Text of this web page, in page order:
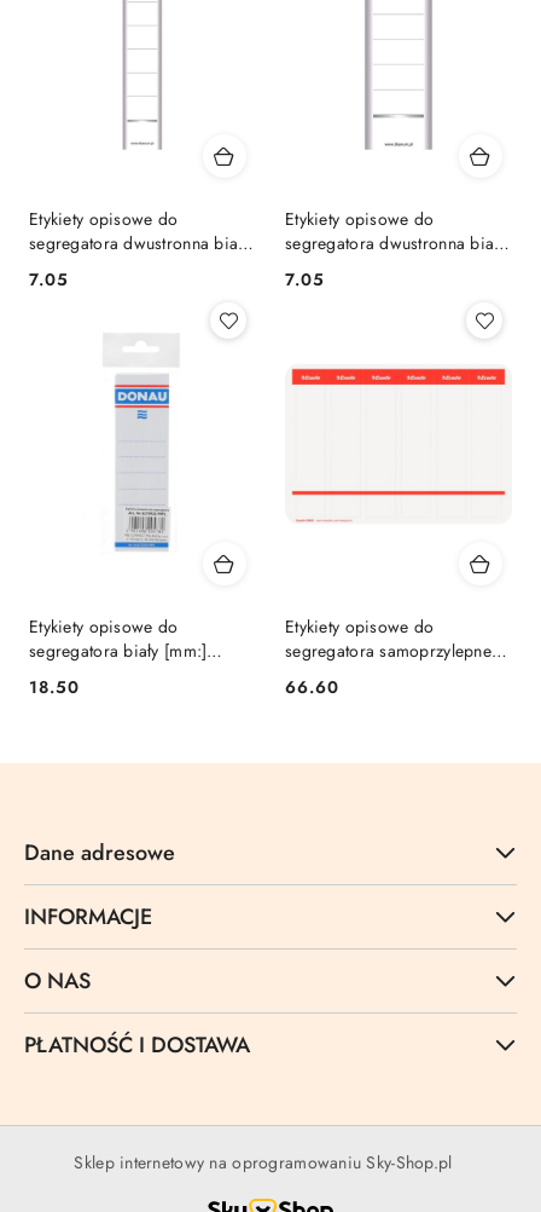
Etykiety opisowe do
segregatora dwustronna biały
Cena:
7.05
Etykiety opisowe do
segregatora dwustronna biały
Cena:
7.05
Etykiety opisowe do
segregatora biały [mm:]
48x153 Donau (8370920-
09PL)
Cena:
18.50
Etykiety opisowe do
segregatora samoprzylepne
biały [mm:] 36x192 Esselte
(20823)
Cena:
66.60
Dane adresowe
INFORMACJE
O NAS
PŁATNOŚĆ I DOSTAWA
Sklep internetowy na oprogramowaniu Sky-Shop.pl